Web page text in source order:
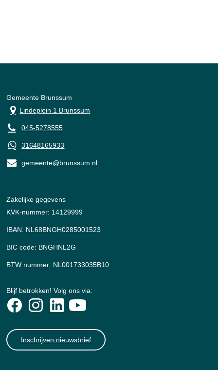
Gemeente Brunssum
Lindeplein 1 Brunssum
045-5278555
31648165933
gemeente@brunssum.nl
Zakelijke gegevens
KVK-nummer: 14129999
IBAN: NL68BNGH0285001523
BIC code: BNGHNL2G
BTW nummer: NL001733035B10
Blijf betrokken! Volg ons via:
Inschrijven nieuwsbrief